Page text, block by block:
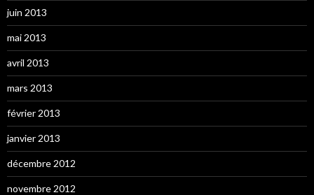
juin 2013
mai 2013
avril 2013
mars 2013
février 2013
janvier 2013
décembre 2012
novembre 2012